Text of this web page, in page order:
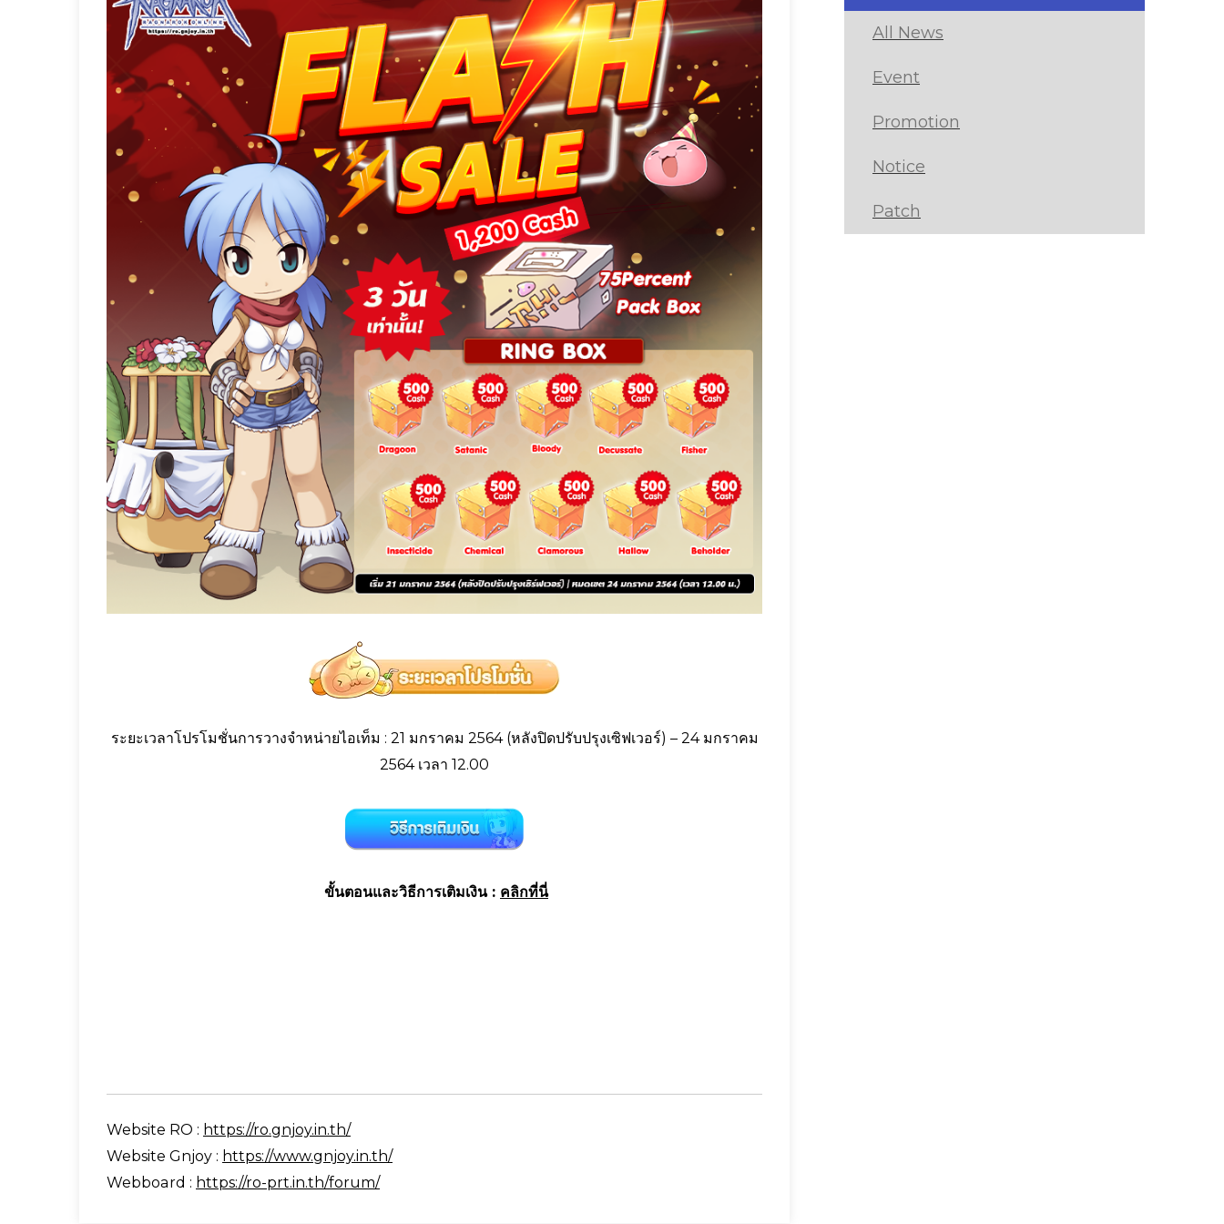
ระยะเวลาโปรโมชั่นการวางจำหน่ายไอเท็ม : 21 มกราคม 2564 (หลังปิดปรับปรุงเซิฟเวอร์) – 24 มกราคม
2564 เวลา 12.00
ขั้นตอนและวิธีการเติมเงิน : คลิกที่นี่
Website RO : https://ro.gnjoy.in.th/
Website Gnjoy : https://www.gnjoy.in.th/
Webboard : https://ro-prt.in.th/forum/
All News
Event
Promotion
Notice
Patch